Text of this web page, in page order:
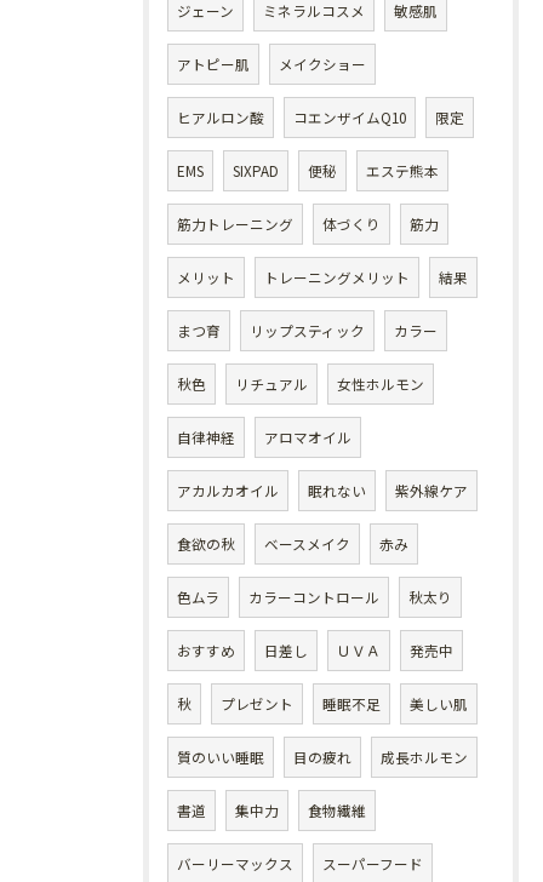
ジェーン ミネラルコスメ 敏感肌
アトピー肌 メイクショー
ヒアルロン酸 コエンザイムQ10 限定
EMS SIXPAD 便秘 エステ熊本
筋力トレーニング 体づくり 筋力
メリット トレーニングメリット 結果
まつ育 リップスティック カラー
秋色 リチュアル 女性ホルモン
自律神経 アロマオイル
アカルカオイル 眠れない 紫外線ケア
食欲の秋 ベースメイク 赤み
色ムラ カラーコントロール 秋太り
おすすめ 日差し ＵＶＡ 発売中
秋 プレゼント 睡眠不足 美しい肌
質のいい睡眠 目の疲れ 成長ホルモン
書道 集中力 食物繊維
バーリーマックス スーパーフード